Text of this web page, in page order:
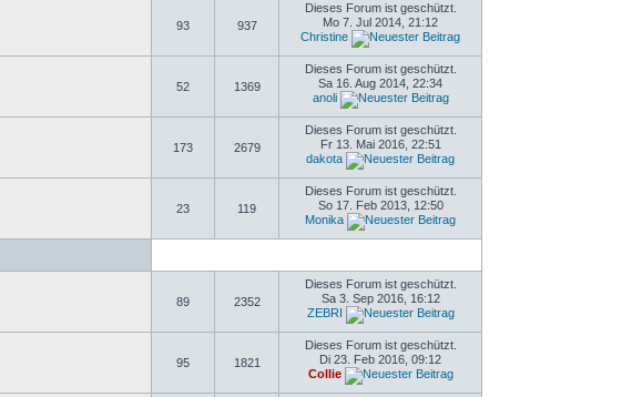
93 937
Dieses Forum ist geschützt.
Mo 7. Jul 2014, 21:12
Christine
52 1369
Dieses Forum ist geschützt.
Sa 16. Aug 2014, 22:34
anoli
173 2679
Dieses Forum ist geschützt.
Fr 13. Mai 2016, 22:51
dakota
23 119
Dieses Forum ist geschützt.
So 17. Feb 2013, 12:50
Monika
89 2352
Dieses Forum ist geschützt.
Sa 3. Sep 2016, 16:12
ZEBRI
95 1821
Dieses Forum ist geschützt.
Di 23. Feb 2016, 09:12
Collie